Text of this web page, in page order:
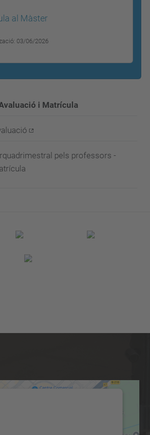
al Màster
03/06/2026
i Matrícula
pels professors -